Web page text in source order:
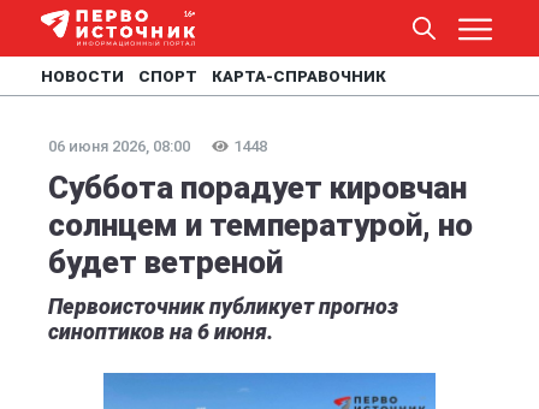
НОВОСТИ СПОРТ КАРТА-СПРАВОЧНИК
06 июня 2026, 08:00 1448
Суббота порадует кировчан
солнцем и температурой, но
будет ветреной
Первоисточник публикует прогноз
синоптиков на 6 июня.